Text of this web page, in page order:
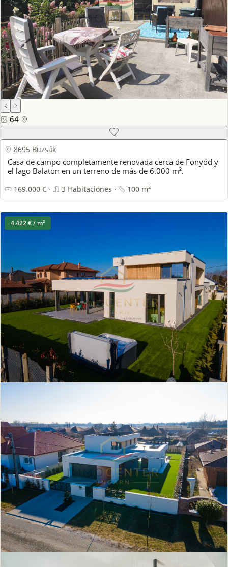
64
8695 Buzsák
Casa de campo completamente renovada cerca de Fonyód y
el lago Balaton en un terreno de más de 6.000 m².
169.000 € · 3 Habitaciones · 100 m²
4.422 € / m²